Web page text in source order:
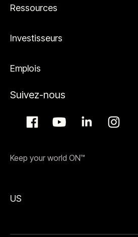
Ressources
Investisseurs
Emplois
Suivez-nous
Keep your world ON™
US